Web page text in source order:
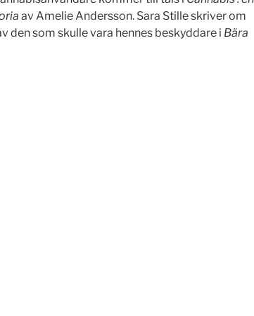
av Amelie Andersson. Sara Stille skriver om
den som skulle vara hennes beskyddare i Bära